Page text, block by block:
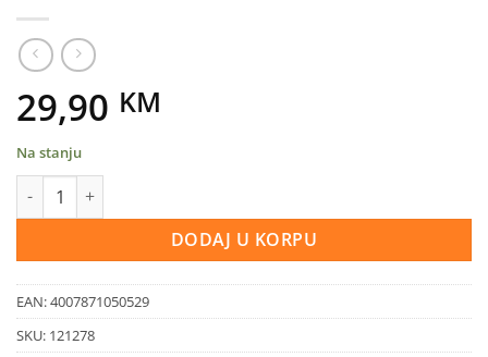
29,90 KM
Na stanju
LUX Kofer za alat 395 x 210 x 177 mm količina
DODAJ U KORPU
EAN:4007871050529
SKU: 121278